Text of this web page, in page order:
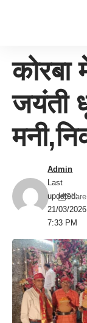
जयंती
Last
updated:
21/03/2026
7:33 PM
Admin
Share